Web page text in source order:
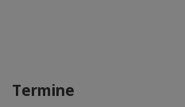
Termine